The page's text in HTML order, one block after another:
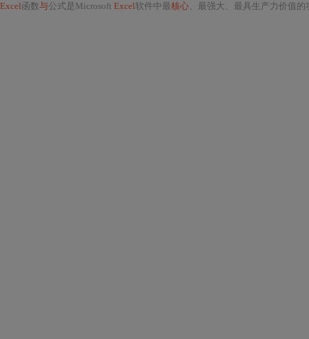
Excel函数与公式是Microsoft Excel软件中最核心、最强大、最具生产力价值的功能模块，其应用深度直